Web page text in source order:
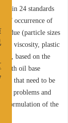
in 24 standards
of occurrence of
(particle sizes
viscosity, plastic
based on the
with oil base
that need to be
the problems and
formulation of the